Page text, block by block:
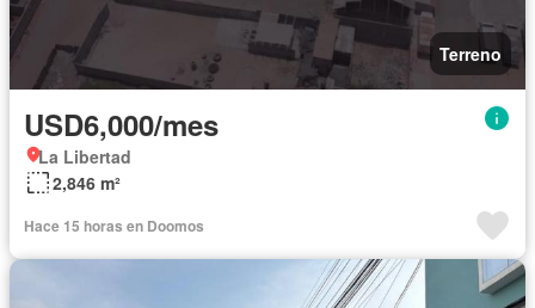
Terreno
USD6,000/mes
La Libertad
2,846 m²
Hace 15 horas en Doomos